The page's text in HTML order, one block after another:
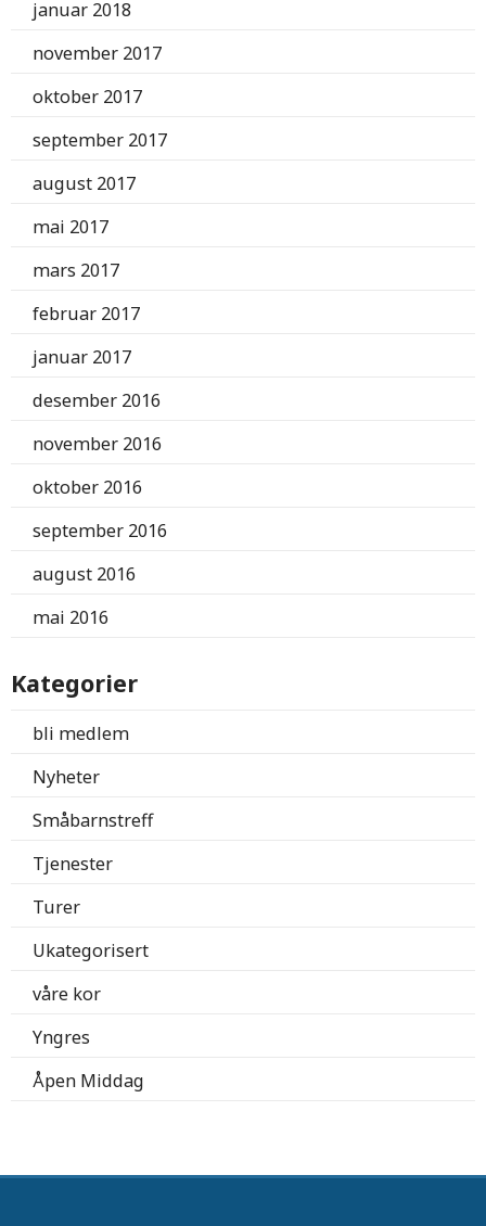
januar 2018
november 2017
oktober 2017
september 2017
august 2017
mai 2017
mars 2017
februar 2017
januar 2017
desember 2016
november 2016
oktober 2016
september 2016
august 2016
mai 2016
Kategorier
bli medlem
Nyheter
Småbarnstreff
Tjenester
Turer
Ukategorisert
våre kor
Yngres
Åpen Middag